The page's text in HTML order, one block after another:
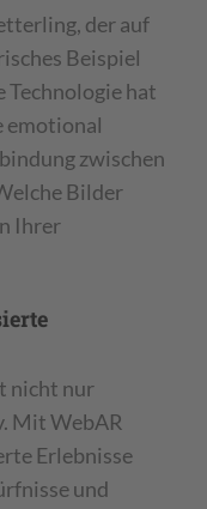
der auf
Beispiel
Technologie hat
emotional
zwischen
Bilder
Ihrer
nicht nur
Mit WebAR
Erlebnisse
und